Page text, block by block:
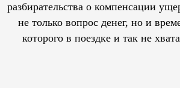
разбирательства о компенсации
не только вопрос денег, но и
которого в поездке и так не